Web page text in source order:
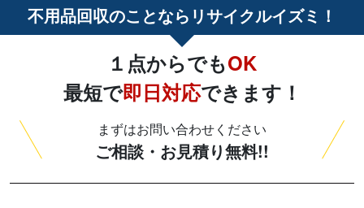
不用品回収のことなら リサイクルイズミ ！
１点からでもOK
最短で即日対応できます！
まずはお問い合わせください
ご相談・お見積り無料!!